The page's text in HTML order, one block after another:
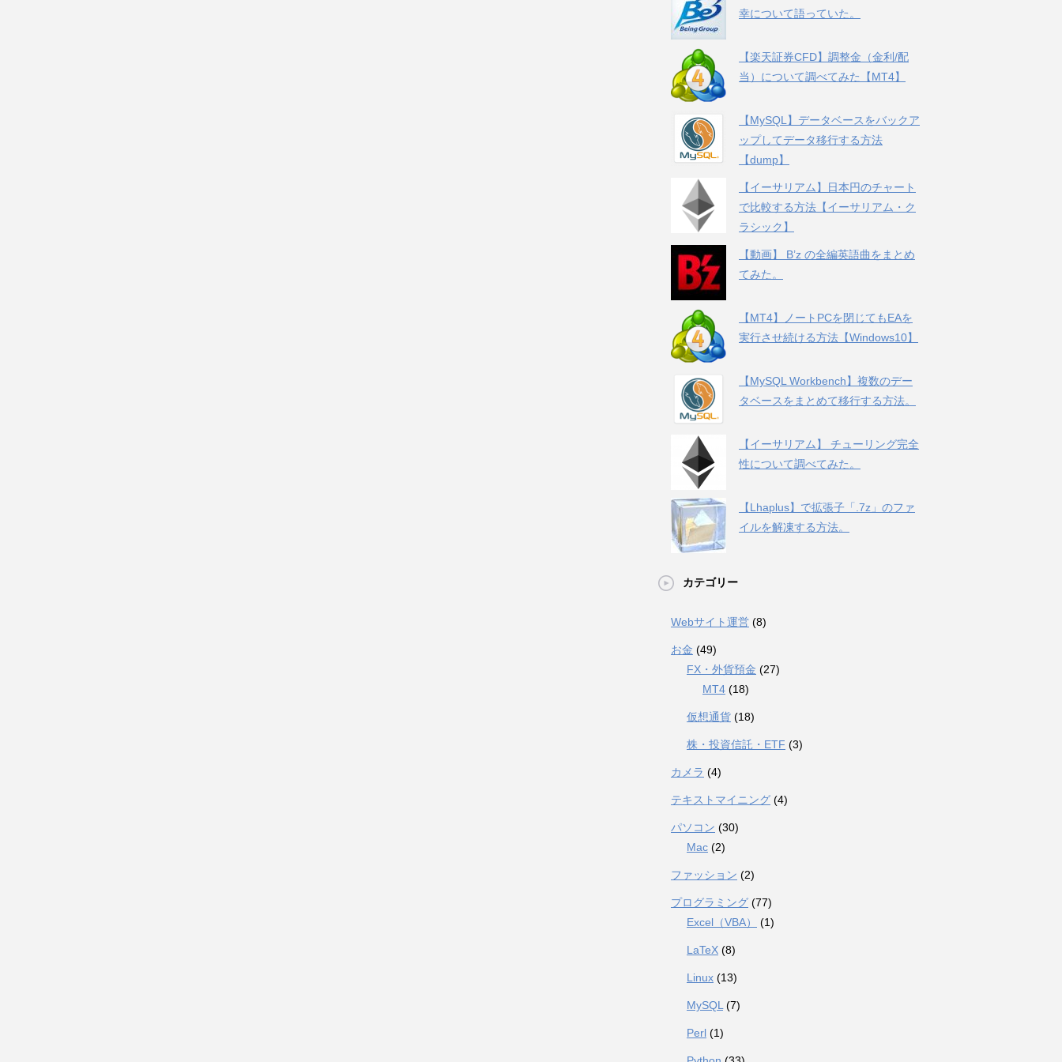
幸について語っていた。
【楽天証券CFD】調整金（金利/配
当）について調べてみた【MT4】
【MySQL】データベースをバックア
ップしてデータ移行する方法
【dump】
【イーサリアム】日本円のチャート
で比較する方法【イーサリアム・ク
ラシック】
【動画】 B’z の全編英語曲をまとめ
てみた。
【MT4】ノートPCを閉じてもEAを
実行させ続ける方法【Windows10】
【MySQL Workbench】複数のデー
タベースをまとめて移行する方法。
【イーサリアム】 チューリング完全
性について調べてみた。
【Lhaplus】で拡張子「.7z」のファ
イルを解凍する方法。
カテゴリー
Webサイト運営 (8)
お金 (49)
FX・外貨預金 (27)
MT4 (18)
仮想通貨 (18)
株・投資信託・ETF (3)
カメラ (4)
テキストマイニング (4)
パソコン (30)
Mac (2)
ファッション (2)
プログラミング (77)
Excel（VBA）
(1)
LaTeX (8)
Linux (13)
MySQL (7)
Perl (1)